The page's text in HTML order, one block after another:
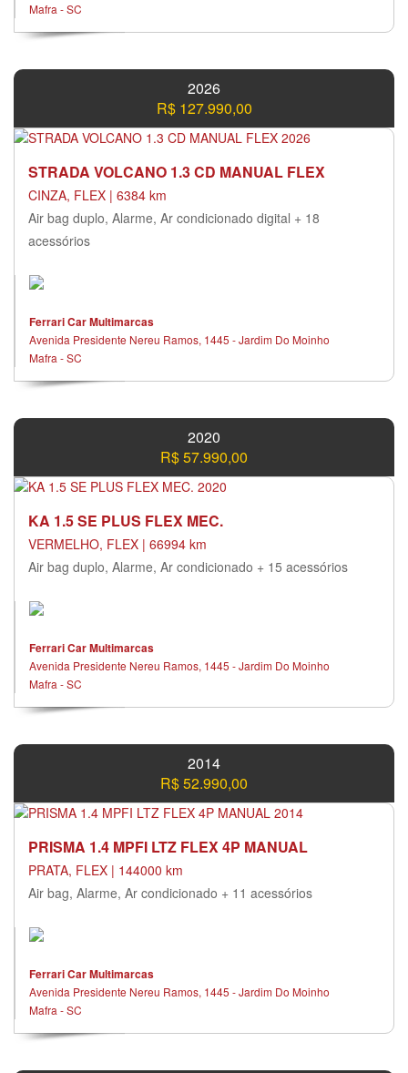
Mafra - SC
2026
R$ 127.990,00
STRADA VOLCANO 1.3 CD MANUAL FLEX
CINZA, FLEX | 6384 km
Air bag duplo, Alarme, Ar condicionado digital + 18
acessórios
Ferrari Car Multimarcas
Avenida Presidente Nereu Ramos, 1445 - Jardim Do Moinho
Mafra - SC
2020
R$ 57.990,00
KA 1.5 SE PLUS FLEX MEC.
VERMELHO, FLEX | 66994 km
Air bag duplo, Alarme, Ar condicionado + 15 acessórios
Ferrari Car Multimarcas
Avenida Presidente Nereu Ramos, 1445 - Jardim Do Moinho
Mafra - SC
2014
R$ 52.990,00
PRISMA 1.4 MPFI LTZ FLEX 4P MANUAL
PRATA, FLEX | 144000 km
Air bag, Alarme, Ar condicionado + 11 acessórios
Ferrari Car Multimarcas
Avenida Presidente Nereu Ramos, 1445 - Jardim Do Moinho
Mafra - SC